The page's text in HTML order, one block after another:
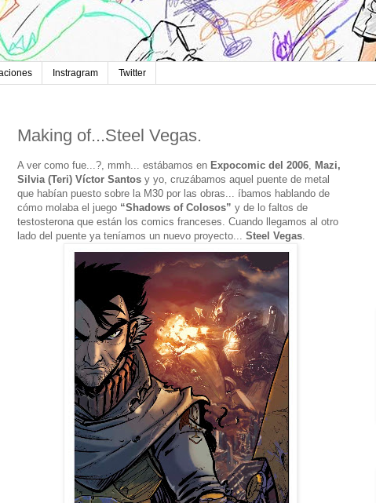
Instragram Twitter
Making of...Steel Vegas.
A ver como fue...?, mmh... estábamos en Expocomic del 2006, Mazi,
Silvia (Teri) Víctor Santos y yo, cruzábamos aquel puente de metal
que habían puesto sobre la M30 por las obras... íbamos hablando de
cómo molaba el juego “Shadows of Colosos” y de lo faltos de
testosterona que están los comics franceses. Cuando llegamos al otro
lado del puente ya teníamos un nuevo proyecto... Steel Vegas.